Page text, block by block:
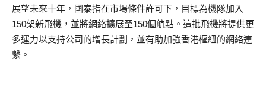
展望未來十年，國泰指在市場條件許可下，目標為機隊加入
150架新飛機，並將網絡擴展至150個航點。這批飛機將提供更
多運力以支持公司的增長計劃，並有助加強香港樞紐的網絡連
繫。